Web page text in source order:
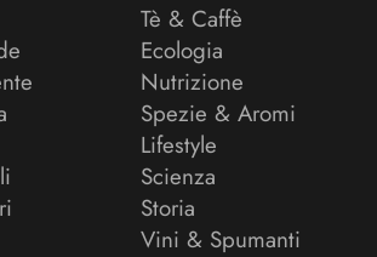
Tè & Caffè
Ecologia
Nutrizione
Spezie & Aromi
Lifestyle
Scienza
Storia
Vini & Spumanti